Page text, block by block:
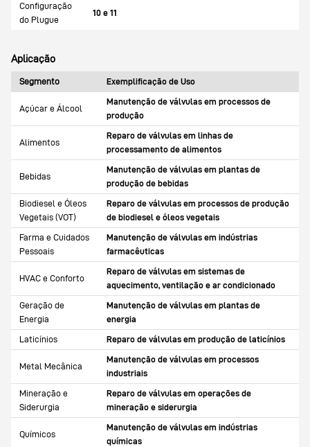
Configuração
do Plugue
10 e 11
Aplicação
Segmento Exemplificação de Uso
Açúcar e Álcool
Manutenção de válvulas em processos de
produção
Alimentos
Reparo de válvulas em linhas de
processamento de alimentos
Bebidas
Manutenção de válvulas em plantas de
produção de bebidas
Biodiesel e Óleos
Vegetais (VOT)
Reparo de válvulas em processos de produção
de biodiesel e óleos vegetais
Farma e Cuidados
Pessoais
Manutenção de válvulas em indústrias
farmacêuticas
HVAC e Conforto
Reparo de válvulas em sistemas de
aquecimento, ventilação e ar condicionado
Geração de
Energia
Manutenção de válvulas em plantas de
energia
Laticínios
Reparo de válvulas em produção de laticínios
Metal Mecânica
Manutenção de válvulas em processos
industriais
Mineração e
Siderurgia
Reparo de válvulas em operações de
mineração e siderurgia
Químicos
Manutenção de válvulas em indústrias
químicas